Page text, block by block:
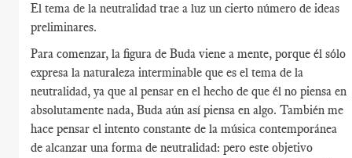
El tema de la neutralidad trae a luz un cierto número de ideas
preliminares.
Para comenzar, la figura de Buda viene a mente, porque él sólo
expresa la naturaleza interminable que es el tema de la
neutralidad, ya que al pensar en el hecho de que él no piensa en
absolutamente nada, Buda aún así piensa en algo. También me
hace pensar el intento constante de la música contemporánea
de alcanzar una forma de neutralidad: pero este objetivo